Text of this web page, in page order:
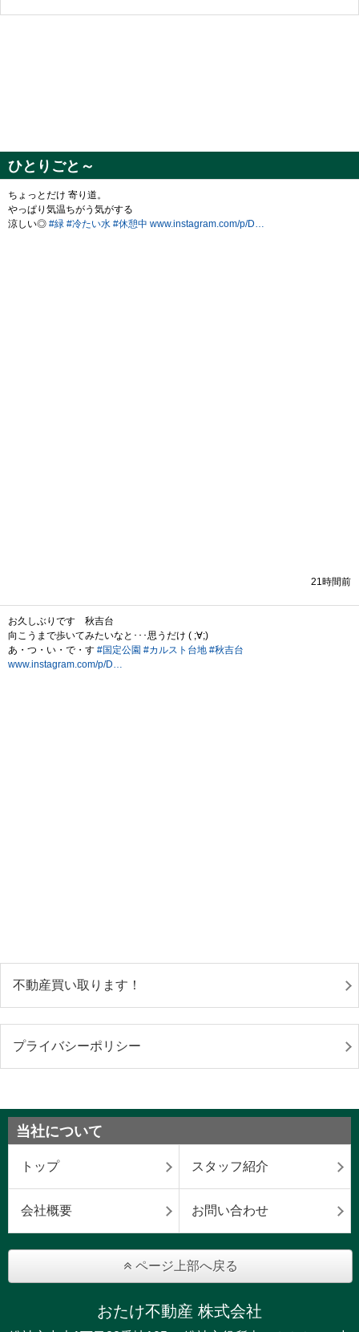
ひとりごと～
不動産買い取ります！
プライバシーポリシー
当社について
トップ スタッフ紹介
会社概要 お問い合わせ
ページ上部へ戻る
おたけ不動産 株式会社